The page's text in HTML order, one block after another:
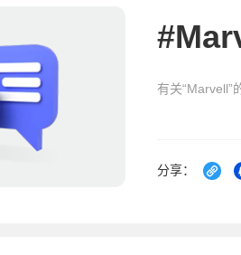
#
有关“Marvell”
分享：